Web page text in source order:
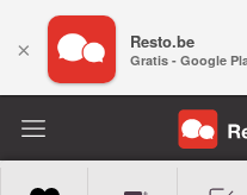
× Resto.be
Gratis - Google